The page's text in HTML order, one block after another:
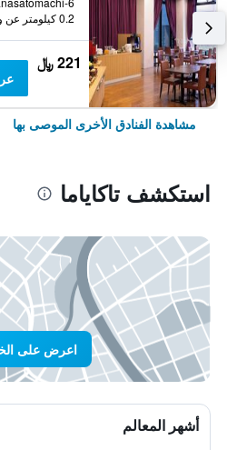
0.2 كيلومتر عن وسط المدينة
221 ﷼
مشاهدة الفنادق الأخرى الموصى بها
استكشف تاكاياما
اعرض على
أشهر المعالم